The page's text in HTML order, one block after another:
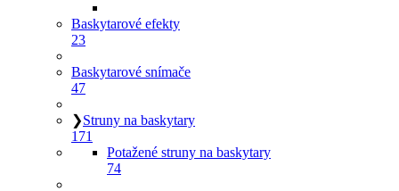
Baskytarové efekty
23
Baskytarové snímače
47
❯Struny na baskytary
171
Potažené struny na baskytary
74